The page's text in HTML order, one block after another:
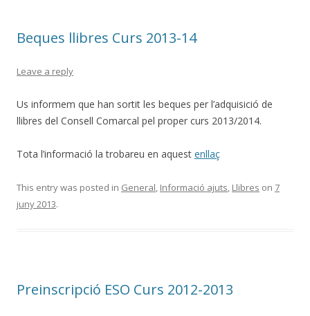
Beques llibres Curs 2013-14
Leave a reply
Us informem que han sortit les beques per l’adquisició de
llibres del Consell Comarcal pel proper curs 2013/2014.
Tota l’informació la trobareu en aquest enllaç
This entry was posted in General, Informació ajuts, Llibres on 7
juny 2013.
Preinscripció ESO Curs 2012-2013